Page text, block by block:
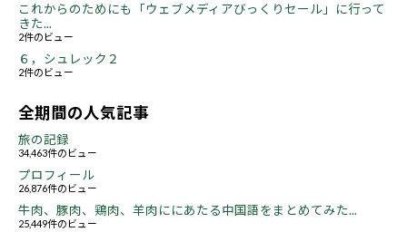
これからのためにも「ウェブメディアびっくりセール」に行って
きた...
2件のビュー
６，シュレック２
2件のビュー
全期間の人気記事
旅の記録
34,463件のビュー
プロフィール
26,876件のビュー
牛肉、豚肉、鶏肉、羊肉ににあたる中国語をまとめてみた...
25,449件のビュー